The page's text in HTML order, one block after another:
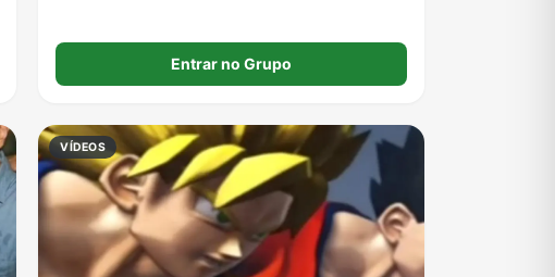
Entrar no Grupo
VÍDEOS